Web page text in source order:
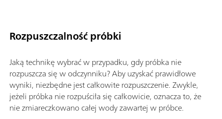
Rozpuszczalność próbki
Jaką technikę wybrać w przypadku, gdy próbka nie
rozpuszcza się w odczynniku? Aby uzyskać prawidłowe
wyniki, niezbędne jest całkowite rozpuszczenie. Zwykle,
jeżeli próbka nie rozpuściła się całkowicie, oznacza to, że
nie zmiareczkowano całej wody zawartej w próbce.